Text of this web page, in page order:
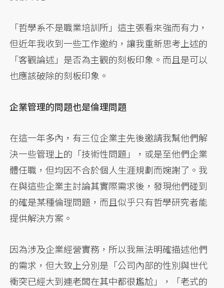
「哲學系不是職業培訓所」這主張看來強而有力，
但近年我收到一些工作邀約，讓我重新思考上述的
「客觀論述」是否為主觀的刻板印象。而且是可以
也應該破除的刻板印象。
企業管理的問題也是倫理問題
在這一年多內，有三位企業主先後邀請我幫他們解
決一些管理上的「技術性問題」，或是至他們企業
體任職，但均因不合於個人生涯規劃而婉謝了。我
在與這些企業主討論其實際需求後，發現他們碰到
的確是某種倫理問題，而且似乎只有哲學研究者能
提供解決方案。
因為涉及企業經營實務，所以我無法明確描述他們
的需求，但大致上分別是「公司內部的性別與世代
衝突已經大到連老闆在其中都很尷尬」，「老式的